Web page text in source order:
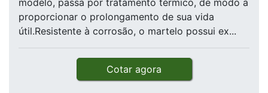
modelo, passa por tratamento térmico, de modo a
proporcionar o prolongamento de sua vida
útil.Resistente à corrosão, o martelo possui ex...
Cotar agora